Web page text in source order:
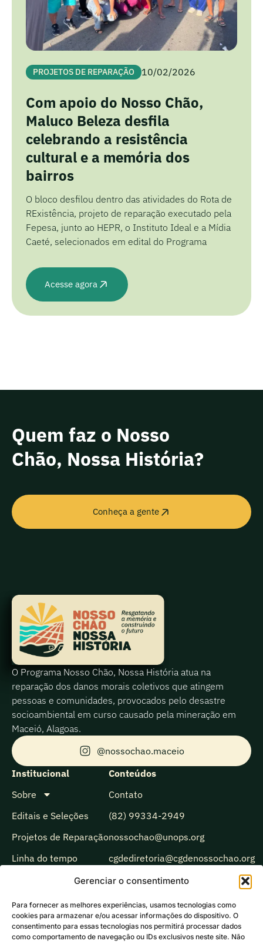
Gerenciar o consentimento
Para fornecer as melhores experiências, usamos tecnologias como
cookies para armazenar e/ou acessar informações do dispositivo. O
consentimento para essas tecnologias nos permitirá processar dados
como comportamento de navegação ou IDs exclusivos neste site. Não
PROJETOS DE REPARAÇÃO 10/02/2026
Com apoio do Nosso Chão,
Maluco Beleza desfila
celebrando a resistência
cultural e a memória dos
bairros
O bloco desfilou dentro das atividades do Rota de
RExistência, projeto de reparação executado pela
Fepesa, junto ao HEPR, o Instituto Ideal e a Mídia
Caeté, selecionados em edital do Programa
Acesse agora
Quem faz o Nosso
Chão, Nossa História?
Conheça a gente
O Programa Nosso Chão, Nossa História atua na
reparação dos danos morais coletivos que atingem
pessoas e comunidades, provocados pelo desastre
socioambiental em curso causado pela mineração em
Maceió, Alagoas.
@nossochao.maceio
Institucional
Sobre
Editais e Seleções
Projetos de Reparação
Linha do tempo
Observatório
Comunicação
Conteúdos
Contato
(82) 99334-2949
nossochao@unops.org
cgdediretoria@cgdenossochao.org